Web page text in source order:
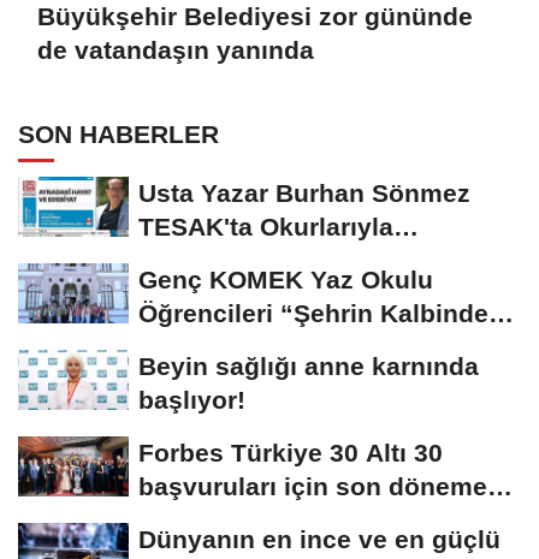
Büyükşehir Belediyesi zor gününde
de vatandaşın yanında
SON HABERLER
Usta Yazar Burhan Sönmez
TESAK'ta Okurlarıyla
Genç KOMEK Yaz Okulu
Öğrencileri “Şehrin Kalbinde
Beyin sağlığı anne karnında
başlıyor!
Forbes Türkiye 30 Altı 30
başvuruları için son dönemece
Dünyanın en ince ve en güçlü